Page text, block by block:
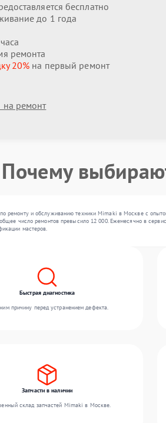
бесплатно
до 1 года
ремонта
20% на первый ремонт
ремонт
Почему
ремонту и обслуживанию техники Mimaki в Москве с
число ремонтов превысило 12 000. Ежемесячно в
мастеров.
Быстрая диагностика
причину перед устранением дефекта.
Запчасти в наличии
склад запчастей Mimaki в Москве.